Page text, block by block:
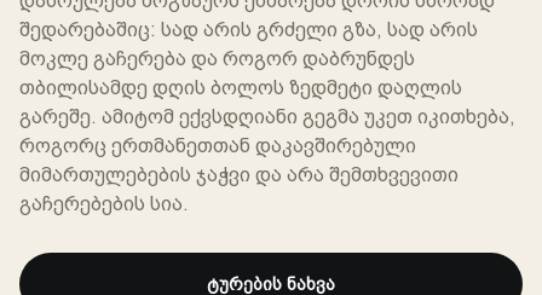
შედარებაშიც: სად არის გრძელი გზა, სად არის
მოკლე გაჩერება და როგორ დაბრუნდეს
თბილისამდე დღის ბოლოს ზედმეტი დაღლის
გარეშე. ამიტომ ექვსდღიანი გეგმა უკეთ იკითხება,
როგორც ერთმანეთთან დაკავშირებული
მიმართულებების ჯაჭვი და არა შემთხვევითი
გაჩერებების სია.
ტურების ნახვა
ᲰᲙᲘᲗᲮᲔ AI-Ს
საქართველოს
მარშრუტების
ასისტენტი